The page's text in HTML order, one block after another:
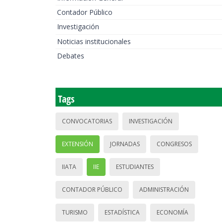
Contador Público
Investigación
Noticias institucionales
Debates
Tags
CONVOCATORIAS INVESTIGACIÓN
EXTENSIÓN JORNADAS CONGRESOS
IIATA IIE ESTUDIANTES
CONTADOR PÚBLICO ADMINISTRACIÓN
TURISMO ESTADÍSTICA ECONOMÍA